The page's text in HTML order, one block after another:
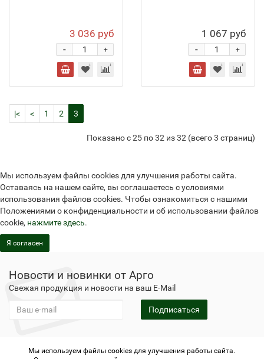
3 036 руб
+
-
1 067 руб
+
-
|< < 1 2 3
Показано с 25 по 32 из 32 (всего 3 страниц)
Мы используем файлы cookies для улучшения работы сайта.
Оставаясь на нашем сайте, вы соглашаетесь с условиями
использования файлов cookies. Чтобы ознакомиться с нашими
Положениями о конфиденциальности и об использовании файлов
cookie, нажмите здесь.
Я согласен
Новости и новинки от Арго
Свежая продукция и новости на ваш E-Mail
Подписаться
Не является публичной офертой Политика
Мы используем файлы cookies для улучшения работы сайта.